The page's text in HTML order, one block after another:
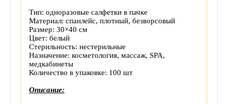
(0)
Доставка
этого
товара
Тип: одноразовые салфетки в пачке
Материал: спанлейс, плотный, безворсовый
Размер: 30×40 см
Цвет: белый
Стерильность: нестерильные
Назначение: косметология, массаж, SPA,
медкабинеты
Количество в упаковке: 100 шт
Описание: